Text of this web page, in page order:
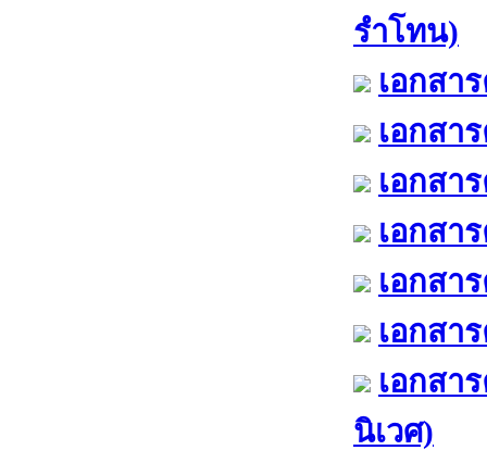
รำโทน)
เอกสา
เอกสา
เอกสา
เอกสา
เอกสา
เอกสา
เอกสา
นิเวศ)